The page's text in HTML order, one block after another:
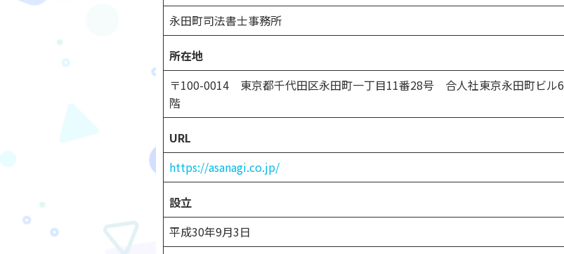
永田町司法書士事務所
所在地
〒100-0014 東京都千代田区永田町一丁目11番28号 合人社東京永田町ビル6
階
URL
https://asanagi.co.jp/
設立
平成30年9月3日